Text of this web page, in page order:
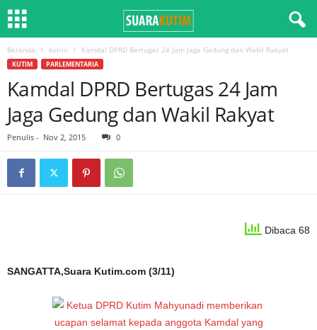
Beranda kutim Kamdal DPRD Bertugas 24 Jam Jaga Gedung dan Wakil Rakyat
KUTIM PARLEMENTARIA
Kamdal DPRD Bertugas 24 Jam
Jaga Gedung dan Wakil Rakyat
Penulis - Nov 2, 2015 0
Dibaca 68
SANGATTA,Suara Kutim.com (3/11)